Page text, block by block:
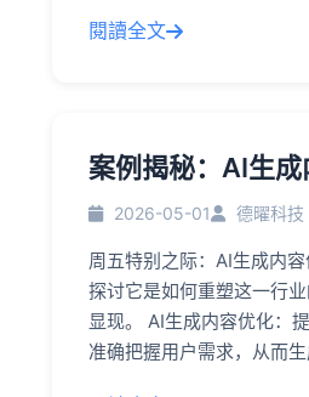
閱讀全文
案例揭秘：AI生
2026-05-01 德曜科技
周五特别之际：AI生成内
探讨它是如何重塑这一行
显现。 AI生成内容优化：
准确把握用户需求，从而